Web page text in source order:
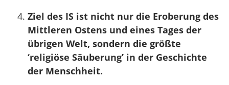
Ziel des IS ist nicht nur die Eroberung des
Mittleren Ostens und eines Tages der
übrigen Welt, sondern die größte
‘religiöse Säuberung’ in der Geschichte
der Menschheit.